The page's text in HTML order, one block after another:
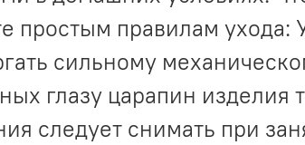
простым правилам
сильному
глазу царапин изделия
следует снимать при